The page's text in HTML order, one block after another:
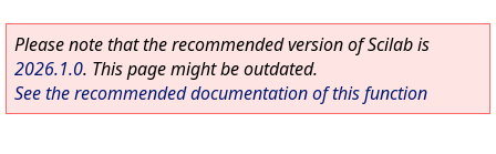
Please note that the recommended version of Scilab is
2026.1.0. This page might be outdated.
See the recommended documentation of this function